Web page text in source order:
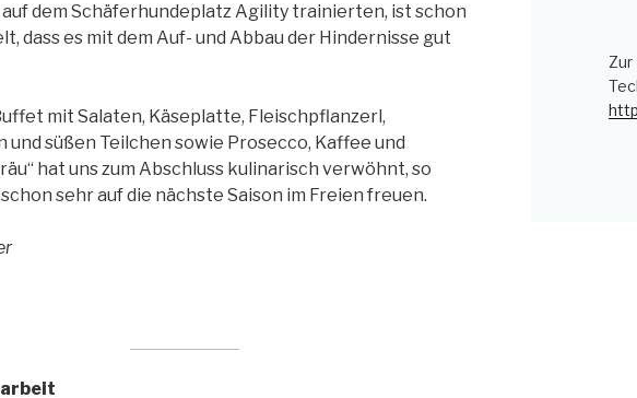
dem Schäferhundeplatz Agility trainierten, ist schon
dass es mit dem Auf- und Abbau der Hindernisse gut
mit Salaten, Käseplatte, Fleischpflanzerl,
und süßen Teilchen sowie Prosecco, Kaffee und
hat uns zum Abschluss kulinarisch verwöhnt, so
sehr auf die nächste Saison im Freien freuen.